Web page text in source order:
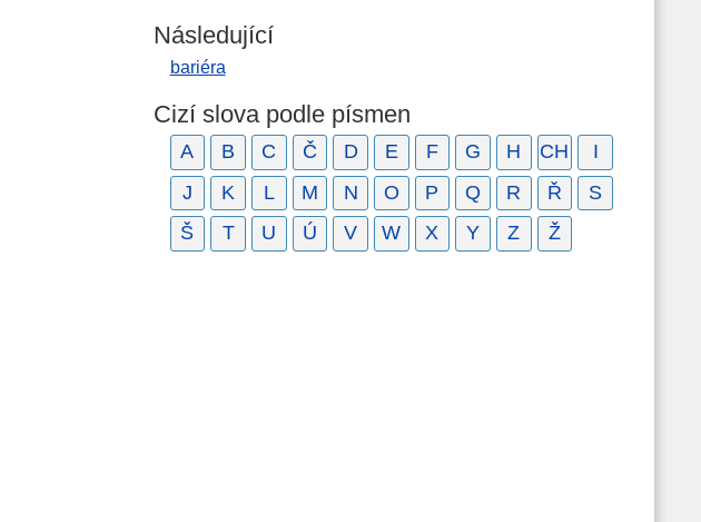
Následující
bariéra
Cizí slova podle písmen
A B C Č D E F G H CH
I
J
K L M N O P Q R Ř
S
Š
T U Ú V W X Y Z Ž